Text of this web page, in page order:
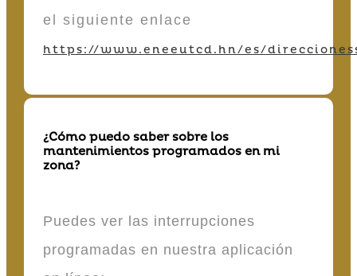
el siguiente enlace
https://www.eneeutcd.hn/es/
¿Cómo puedo saber sobre los
mantenimientos programados en mi
zona?
Puedes ver las interrupciones
programadas en nuestra aplicación